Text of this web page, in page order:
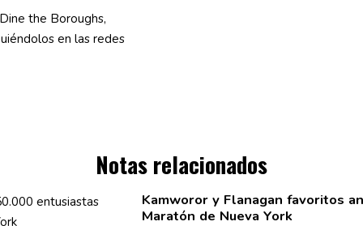
the Boroughs,
en las redes
Notas relacionados
Kamworor y Flanagan favoritos
Maratón de Nueva York